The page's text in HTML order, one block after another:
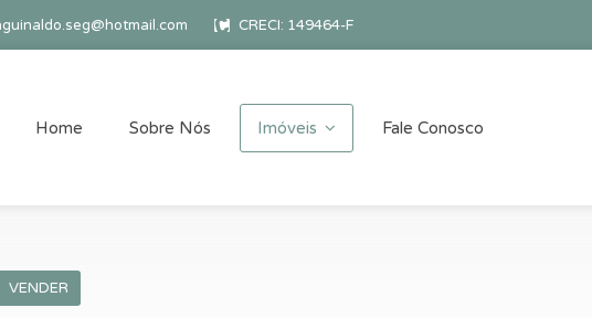
CRECI: 149464-F
Home Sobre Nós Imóveis Fale Conosco
VENDER